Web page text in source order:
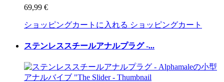
69,99 €
ショッピングカートに入れる ショッピングカート
ステンレススチールアナルプラグ -...